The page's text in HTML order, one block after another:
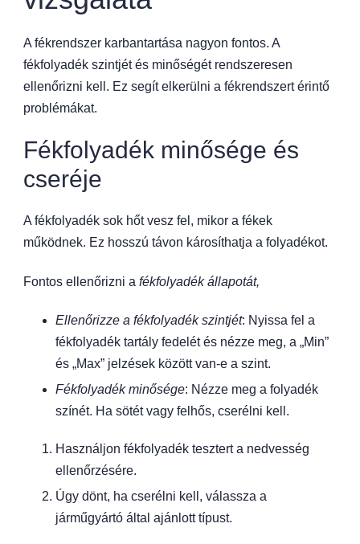
A fékrendszer karbantartása nagyon fontos. A
fékfolyadék szintjét és minőségét rendszeresen
ellenőrizni kell. Ez segít elkerülni a fékrendszert érintő
problémákat.
Fékfolyadék minősége és
cseréje
A fékfolyadék sok hőt vesz fel, mikor a fékek
működnek. Ez hosszú távon károsíthatja a folyadékot.
Fontos ellenőrizni a fékfolyadék állapotát,
Ellenőrizze a fékfolyadék szintjét: Nyissa fel a
fékfolyadék tartály fedelét és nézze meg, a „Min”
és „Max” jelzések között van-e a szint.
Fékfolyadék minősége: Nézze meg a folyadék
színét. Ha sötét vagy felhős, cserélni kell.
Használjon fékfolyadék tesztert a nedvesség
ellenőrzésére.
Úgy dönt, ha cserélni kell, válassza a
járműgyártó által ajánlott típust.